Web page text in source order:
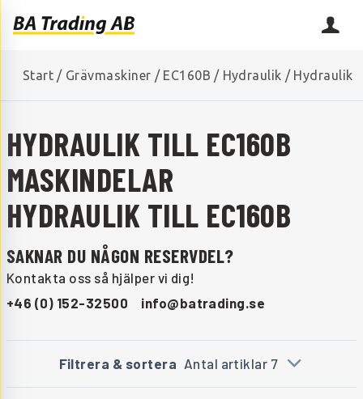
Start / Grävmaskiner / EC160B / Hydraulik / Hydraulik
HYDRAULIK TILL EC160B
MASKINDELAR
HYDRAULIK TILL EC160B
SAKNAR DU NÅGON RESERVDEL?
Kontakta oss så hjälper vi dig!
+46 (0) 152-32500
info@batrading.se
Filtrera & sortera Antal artiklar 7